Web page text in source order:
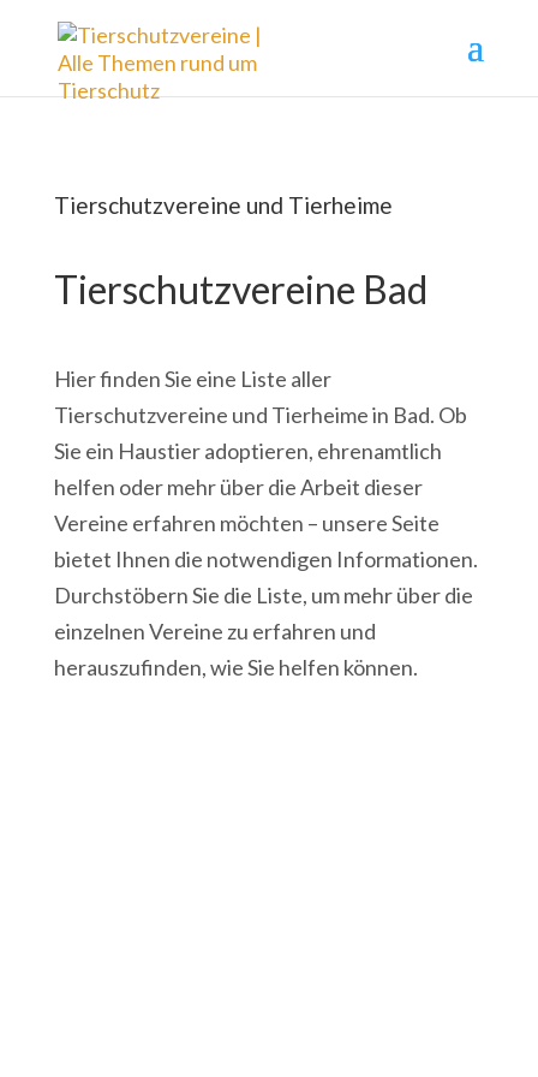
Tierschutzvereine und Tierheime
Tierschutzvereine Bad
Hier finden Sie eine Liste aller
Tierschutzvereine und Tierheime in Bad. Ob
Sie ein Haustier adoptieren, ehrenamtlich
helfen oder mehr über die Arbeit dieser
Vereine erfahren möchten – unsere Seite
bietet Ihnen die notwendigen Informationen.
Durchstöbern Sie die Liste, um mehr über die
einzelnen Vereine zu erfahren und
herauszufinden, wie Sie helfen können.